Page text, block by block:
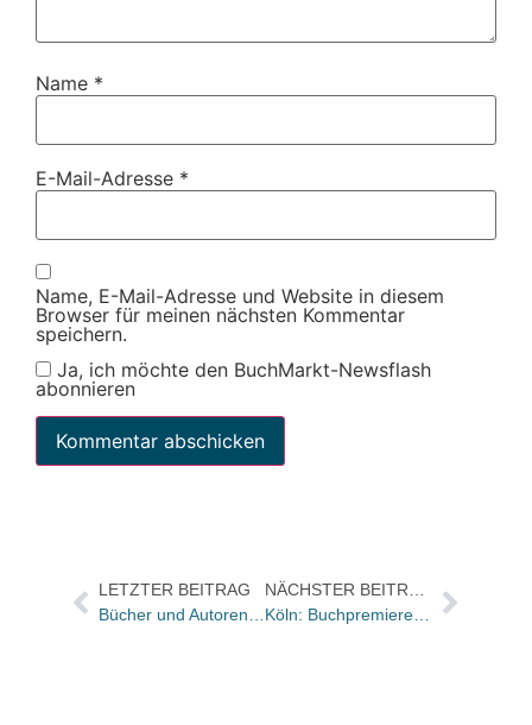
Name *
E-Mail-Adresse *
Name, E-Mail-Adresse und Website in diesem
Browser für meinen nächsten Kommentar
speichern.
Ja, ich möchte den BuchMarkt-Newsflash
abonnieren
LETZTER BEITRAG